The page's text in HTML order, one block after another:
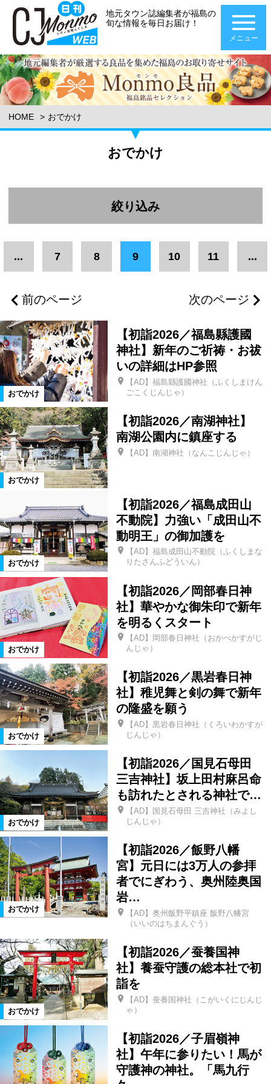
地元タウン誌編集者が福島の
旬な情報を毎日お届け！
メニュー
HOME おでかけ
おでかけ
絞り込み
エリア
浪江町 葛尾村 双葉町
楢葉町 広野町 福島市
二本松市 郡山市 新地町
相馬市 県北エリア 県中エリア
浜通りエリア
南相馬市 いわき市
柳津町 金山町 昭和村
南会津町 只見町
下郷町 会津若松市 三春町
猪苗代町 国見町
須賀川市 鏡石町 白河市
矢吹町 棚倉町 喜多方市
会津坂下町 会津美里町 飯舘村
県南エリア 宮城県 磐梯町
玉川村 平田村
山形県 天栄村 北塩原村
矢祭町 桑折町 川俣町
大玉村 田村市 湯川村
西会津町 古殿町 塙町
石川町 福島県全域 泉崎村
小野町 鮫川村 米沢市
前のページ
... 7 8 9 10 11 ...
次のページ
おでかけ
【初詣2026／福島縣護國
神社】新年のご祈祷・お祓
いの詳細はHP参照
【AD】福島縣護國神社（ふくしまけん
ごこくじんじゃ）
おでかけ
【初詣2026／南湖神社】
南湖公園内に鎮座する
【AD】南湖神社（なんこじんじゃ）
おでかけ
【初詣2026／福島成田山
不動院】力強い「成田山不
動明王」の御加護を
【AD】福島成田山不動院（ふくしまな
りたさんふどういん）
おでかけ
【初詣2026／岡部春日神
社】華やかな御朱印で新年
を明るくスタート
【AD】岡部春日神社（おかべかすがじ
んじゃ）
おでかけ
【初詣2026／黒岩春日神
社】稚児舞と剣の舞で新年
の隆盛を願う
【AD】黒岩春日神社（くろいわかすが
じんじゃ）
おでかけ
【初詣2026／国見石母田
三吉神社】坂上田村麻呂命
も訪れたとされる神社で…
【AD】国見石母田 三吉神社（みよし
じんじゃ）
おでかけ
【初詣2026／飯野八幡
宮】元日には3万人の参拝
者でにぎわう、奥州陸奥国
岩…
【AD】奥州飯野平鎮座 飯野八幡宮
（いいのはちまんぐう）
おでかけ
【初詣2026／蚕養国神
社】養蚕守護の総本社で初
詣を
【AD】蚕養国神社（こがいくにじんじ
ゃ）
【初詣2026／子眉嶺神
社】午年に参りたい！馬が
守護神の神社。「馬九行